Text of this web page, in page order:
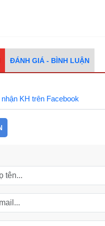
ĐÁNH GIÁ - BÌNH LUẬN
KH trên Facebook